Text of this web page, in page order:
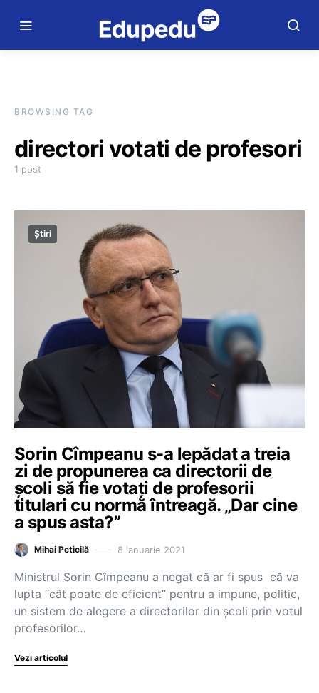
BROWSING TAG
directori votati de profesori
1 post
Știri
Sorin Cîmpeanu s-a lepădat a treia
zi de propunerea ca directorii de
școli să fie votați de profesorii
titulari cu normă întreagă. „Dar cine
a spus asta?”
Mihai Peticilă 8 ianuarie 2021
Ministrul Sorin Cîmpeanu a negat că ar fi spus că va
lupta “cât poate de eficient” pentru a impune, politic,
un sistem de alegere a directorilor din școli prin votul
profesorilor…
Vezi articolul